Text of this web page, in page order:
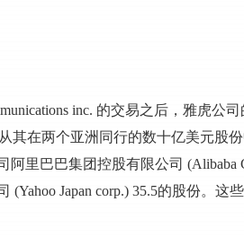
inc. 的交易之后，雅虎公
其在两个亚洲同行的数十亿美元股
里巴巴集团控股有限公司 (Alibaba
Japan corp.) 35.5的股份。这